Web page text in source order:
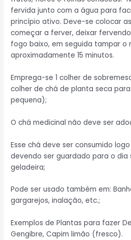
fervida junto com a água para
princípio ativo. Deve-se colocar
começar a ferver, deixar
fogo baixo, em seguida tampar o
aproximadamente 15 minutos.
Emprega-se 1 colher de
colher de chá de planta seca para
pequena);
O chá medicinal não deve ser
Esse chá deve ser consumido
devendo ser guardado para o dia
geladeira;
Pode ser usado também em:
gargarejos, inalação, etc.;
Exemplos de Plantas para fazer
Gengibre, Capim limão (fresco).